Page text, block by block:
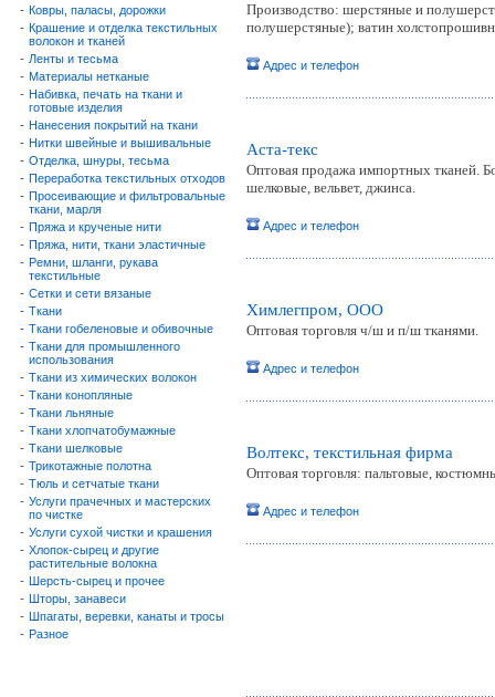
- Ковры, паласы, дорожки
- Крашение и отделка текстильных
волокон и тканей
- Ленты и тесьма
- Материалы нетканые
- Набивка, печать на ткани и
готовые изделия
- Нанесения покрытий на ткани
- Нитки швейные и вышивальные
- Отделка, шнуры, тесьма
- Переработка текстильных отходов
- Просеивающие и фильтровальные
ткани, марля
- Пряжа и крученые нити
- Пряжа, нити, ткани эластичные
- Ремни, шланги, рукава
текстильные
- Сетки и сети вязаные
- Ткани
- Ткани гобеленовые и обивочные
- Ткани для промышленного
использования
- Ткани из химических волокон
- Ткани конопляные
- Ткани льняные
- Ткани хлопчатобумажные
- Ткани шелковые
- Трикотажные полотна
- Тюль и сетчатые ткани
- Услуги прачечных и мастерских
по чистке
- Услуги сухой чистки и крашения
- Хлопок-сырец и другие
растительные волокна
- Шерсть-сырец и прочее
- Шторы, занавеси
- Шпагаты, веревки, канаты и тросы
- Разное
Производство: шерстяные и
полушерстяные); ватин
Адрес и телефон
Аста-текс
Оптовая продажа импортных тканей.
шелковые, вельвет, джинса.
Адрес и телефон
Химлегпром, ООО
Оптовая торговля ч/ш и п/ш тканями.
Адрес и телефон
Волтекс, текстильная фирма
Оптовая торговля: пальтовые,
Адрес и телефон